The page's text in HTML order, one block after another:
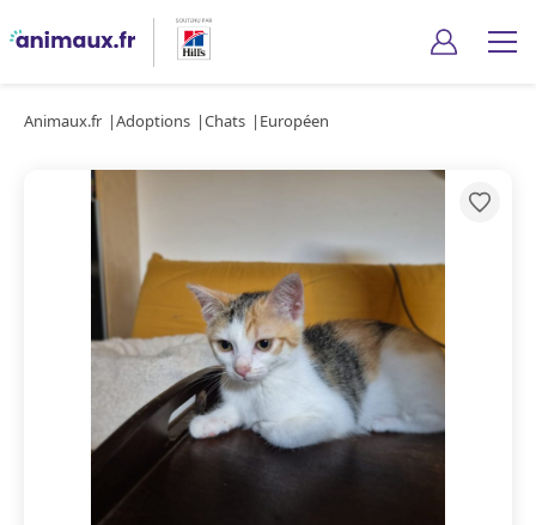
Animaux.fr Adoptions Chats Européen